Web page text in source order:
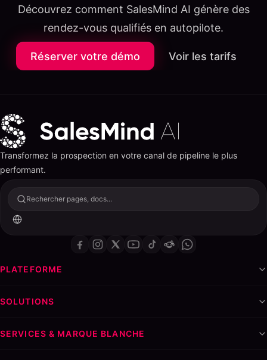
Découvrez comment SalesMind AI génère des
rendez-vous qualifiés en autopilote.
Réserver votre démo Voir les tarifs
Transformez la prospection en votre canal de pipeline le plus
performant.
Rechercher pages, docs...
PLATEFORME
SOLUTIONS
SERVICES & MARQUE BLANCHE